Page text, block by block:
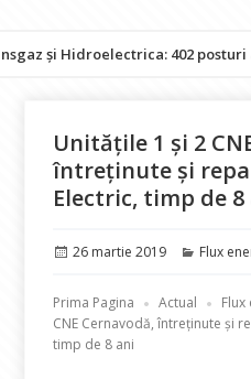
Hidroelectrica: 402 posturi
Unitățile 1 și 2
întreținute și
Electric, timp de 8
Publicat
26 martie 2019 Flux
Prima Pagina Actual
CNE Cernavodă, întreținute și
timp de 8 ani